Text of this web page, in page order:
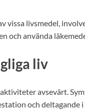
vissa livsmedel,
och använda
liv
avsevärt.
och deltagande